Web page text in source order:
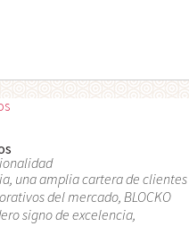
una amplia cartera de clientes
del mercado, BLOCKO
signo de excelencia,